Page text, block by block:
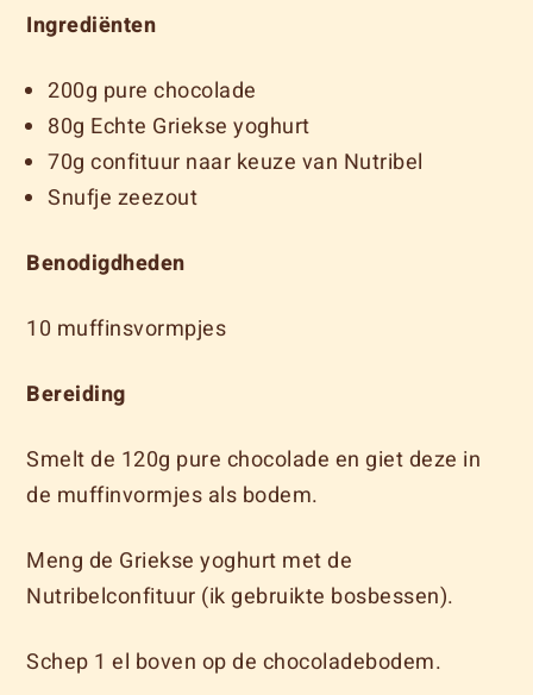
Ingrediënten
200g pure chocolade
80g Echte Griekse yoghurt
70g confituur naar keuze van Nutribel
Snufje zeezout
Benodigdheden
10 muffinsvormpjes
Bereiding
Smelt de 120g pure chocolade en giet deze in
de muffinvormjes als bodem.
Meng de Griekse yoghurt met de
Nutribelconfituur (ik gebruikte bosbessen).
Schep 1 el boven op de chocoladebodem.